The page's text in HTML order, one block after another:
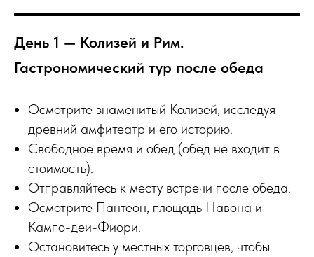
День 1 — Колизей и Рим.
Гастрономический тур после обеда
Осмотрите знаменитый Колизей, исследуя
древний амфитеатр и его историю.
Свободное время и обед (обед не входит в
стоимость).
Отправляйтесь к месту встречи после обеда.
Осмотрите Пантеон, площадь Навона и
Кампо-деи-Фиори.
Остановитесь у местных торговцев, чтобы